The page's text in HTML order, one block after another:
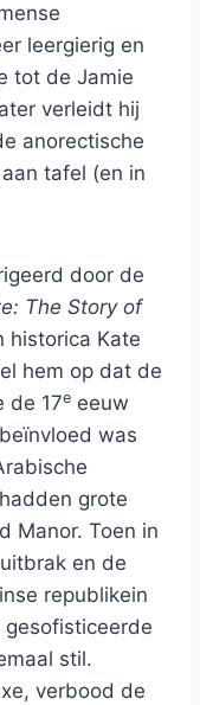
leergierig en
tot de Jamie
verleidt hij
anorectische
tafel (en in
door de
The Story of
historica Kate
hem op dat de
de 17e eeuw
was
grote
Manor. Toen in
en de
republikein
gesofisticeerde
stil.
verbood de